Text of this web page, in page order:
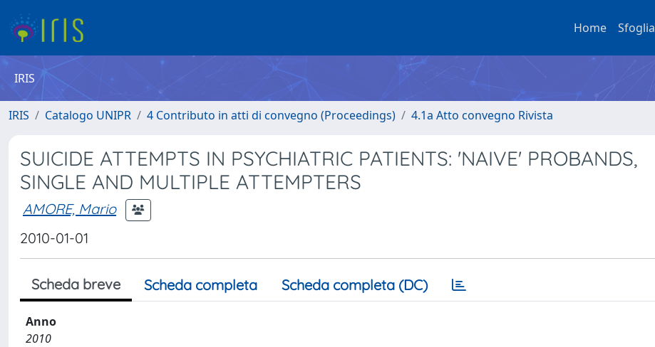
Home Sfoglia
IRIS
IRIS Catalogo UNIPR 4 Contributo in atti di convegno (Proceedings) 4.1a Atto convegno Rivista
SUICIDE ATTEMPTS IN PSYCHIATRIC PATIENTS: 'NAIVE' PROBANDS,
SINGLE AND MULTIPLE ATTEMPTERS
AMORE, Mario
2010-01-01
Scheda breve Scheda completa Scheda completa (DC)
Anno
2010